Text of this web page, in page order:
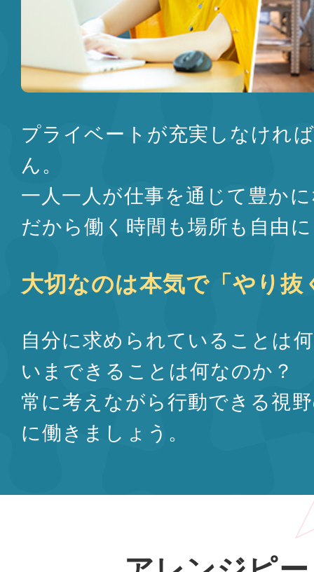
プライベートが充実しなけれ
ん。
一人一人が仕事を通じて豊か
だから働く時間も場所も自由
大切なのは本気で「やり抜
自分に求められていることは
いまできることは何なのか？
常に考えながら行動できる視
に働きましょう。